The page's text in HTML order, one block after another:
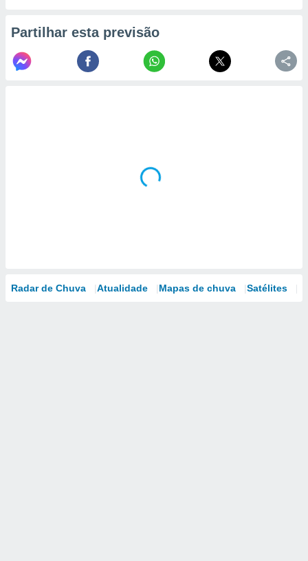
Partilhar esta previsão
Radar de Chuva Atualidade Mapas de chuva Satélites